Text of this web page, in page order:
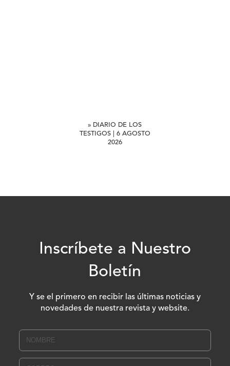
» DIARIO DE LOS
TESTIGOS | 6 AGOSTO
2026
Inscríbete a Nuestro
Boletín
Y se el primero en recibir las últimas noticias y
novedades de nuestra revista y website.